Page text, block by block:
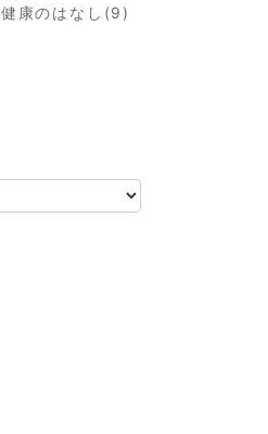
健康のはなし(9)